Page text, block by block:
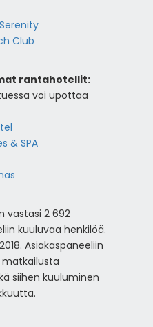
Club
rantahotellit:
voi upottaa
& SPA
vastasi 2 692
kuuluvaa henkilöä.
Asiakaspaneeliin
siihen kuuluminen